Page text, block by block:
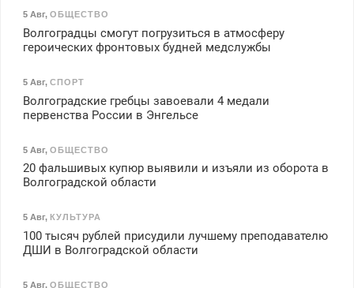
5 Авг, ОБЩЕСТВО
Волгоградцы смогут погрузиться в атмосферу
героических фронтовых будней медслужбы
5 Авг, СПОРТ
Волгоградские гребцы завоевали 4 медали
первенства России в Энгельсе
5 Авг, ОБЩЕСТВО
20 фальшивых купюр выявили и изъяли из оборота в
Волгоградской области
5 Авг, КУЛЬТУРА
100 тысяч рублей присудили лучшему преподавателю
ДШИ в Волгоградской области
5 Авг, ОБЩЕСТВО